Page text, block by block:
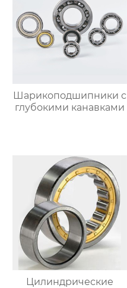
Шарикоподшипники с
глубокими канавками
Цилиндрические